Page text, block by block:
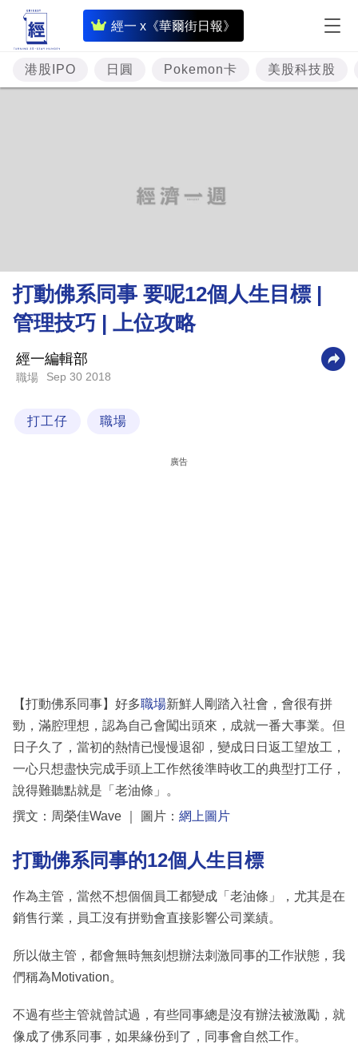
經一 x《華爾街日報》
即
時
財
經
理
財
科
區
港股IPO 日圓 Pokemon卡 美股科技股
打動佛系同事 要呢12個人生目標 |
管理技巧 | 上位攻略
經一編輯部
職場 Sep 30 2018
打工仔 職場
廣告
【打動佛系同事】好多職場新鮮人剛踏入社會，會很有拼
勁，滿腔理想，認為自己會闖出頭來，成就一番大事業。但
日子久了，當初的熱情已慢慢退卻，變成日日返工望放工，
一心只想盡快完成手頭上工作然後準時收工的典型打工仔，
說得難聽點就是「老油條」。
撰文：周榮佳Wave ｜ 圖片： 網上圖片
打動佛系同事的12個人生目標
作為主管，當然不想個個員工都變成「老油條」，尤其是在
銷售行業，員工沒有拼勁會直接影響公司業績。
所以做主管，都會無時無刻想辦法刺激同事的工作狀態，我
們稱為Motivation。
不過有些主管就曾試過，有些同事總是沒有辦法被激勵，就
像成了佛系同事，如果緣份到了，同事會自然工作。